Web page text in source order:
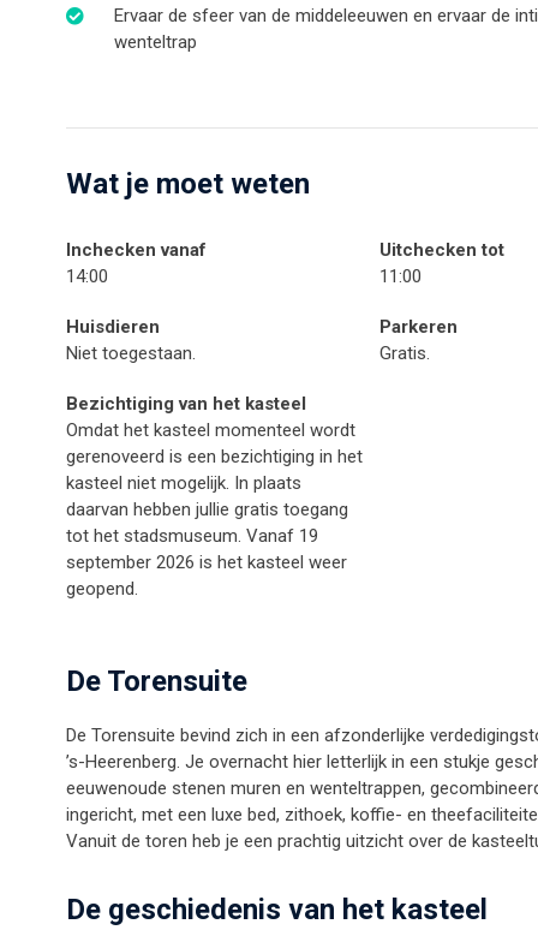
Ervaar de sfeer van de middeleeuwen en ervaar de
wenteltrap
Wat je moet weten
Inchecken vanaf
14:00
Uitchecken tot
11:00
Huisdieren
Niet toegestaan.
Parkeren
Gratis.
Bezichtiging van het kasteel
Omdat het kasteel momenteel wordt
gerenoveerd is een bezichtiging in het
kasteel niet mogelijk. In plaats
daarvan hebben jullie gratis toegang
tot het stadsmuseum. Vanaf 19
september 2026 is het kasteel weer
geopend.
De Torensuite
De Torensuite bevind zich in een afzonderlijke
’s-Heerenberg. Je overnacht hier letterlijk in een stukje
eeuwenoude stenen muren en wenteltrappen,
ingericht, met een luxe bed, zithoek, koffie- en
Vanuit de toren heb je een prachtig uitzicht over de
De geschiedenis van het kasteel